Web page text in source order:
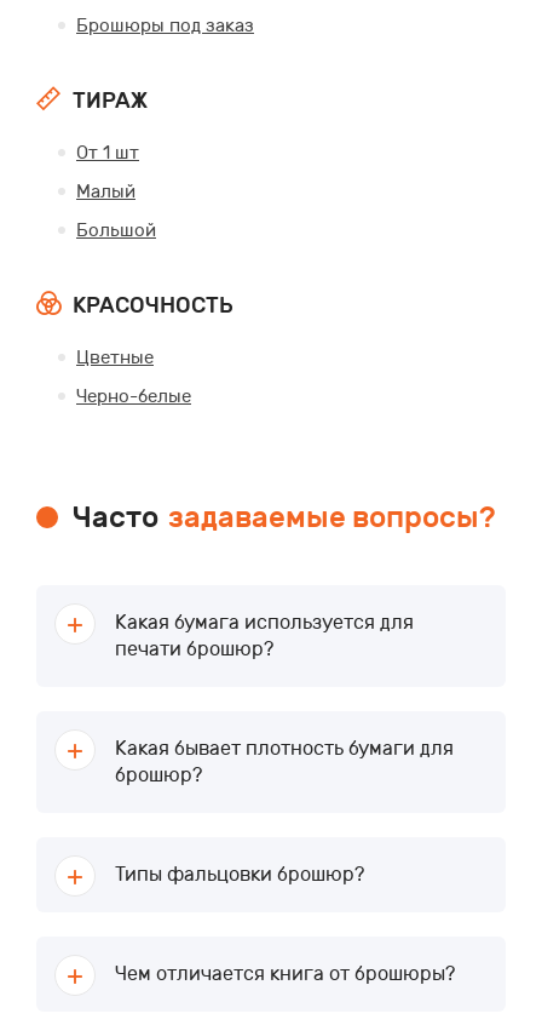
Брошюры под заказ
ТИРАЖ
От 1 шт
Малый
Большой
КРАСОЧНОСТЬ
Цветные
Черно-белые
Часто задаваемые вопросы?
Какая бумага используется для
печати брошюр?
Какая бывает плотность бумаги для
брошюр?
Типы фальцовки брошюр?
Чем отличается книга от брошюры?